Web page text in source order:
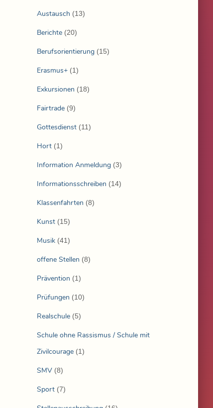
Austausch (13)
Berichte(20)
Berufsorientierung(15)
Erasmus+(1)
Exkursionen (18)
Fairtrade(9)
Gottesdienst(11)
Hort(1)
Information Anmeldung(3)
Informationsschreiben (14)
Klassenfahrten (8)
Kunst(15)
Musik(41)
offene Stellen (8)
Prävention (1)
Prüfungen (10)
Realschule(5)
Schule ohne Rassismus / Schule mit
Zivilcourage(1)
SMV(8)
Sport(7)